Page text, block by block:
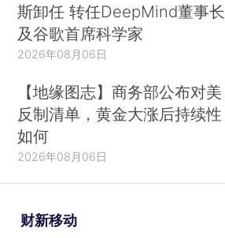
斯卸任 转任DeepMind董事长
及谷歌首席科学家
2026年08月06日
【地缘图志】商务部公布对美
反制清单，黄金大涨后持续性
如何
2026年08月06日
财新移动